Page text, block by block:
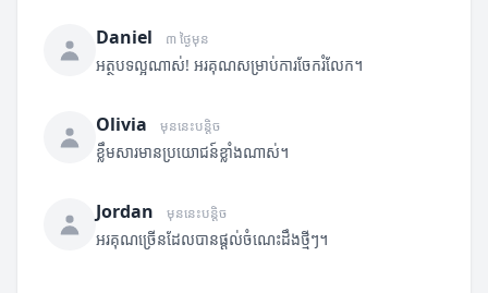
Daniel ៣ ថ្ងៃមុន
អត្ថបទល្អណាស់! អរគុណសម្រាប់ការចែករំលែក។
Olivia មុននេះបន្តិច
ខ្លឹមសារមានប្រយោជន៍ខ្លាំងណាស់។
Jordan មុននេះបន្តិច
អរគុណច្រើនដែលបានផ្តល់ចំណេះដឹងថ្មីៗ។